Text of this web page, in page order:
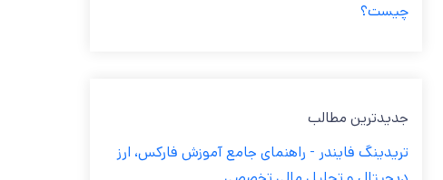
چیست؟
جدیدترین مطالب
تریدینگ فایندر - راهنمای جامع آموزش فارکس، ارز